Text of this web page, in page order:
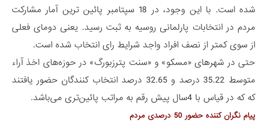
شده است. با این وجود، در 18 سپتامبر پائین ترین آمار مشارکت
مردم در انتخابات پارلمانی روسیه به ثبت رسید. یعنی دومای فعلی
از سوی کمتر از نصف افراد واجد شرایط رای انتخاب شده است.
حتی در شهرهای «مسکو» و «سنت پترزبورگ» در حوزه‌های اخذ آراء
متوسط 35.22 درصد و 32.65 درصد انتخاب کنندگان حضور یافتند
که که در قیاس با 4سال پیش رقم به مراتب پائین‌تری می‌باشد.
پیام نگران کننده حضور 50 درصدی مردم